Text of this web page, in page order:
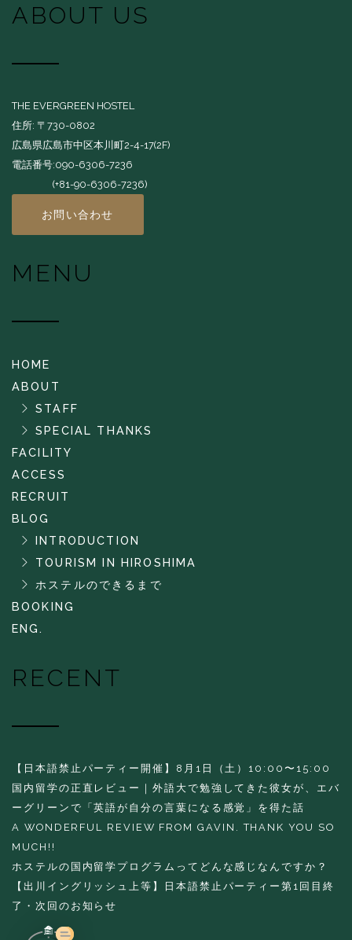
ABOUT US
THE EVERGREEN HOSTEL
住所: 〒730-0802
広島県広島市中区本川町2-4-17(2F)
電話番号:090-6306-7236
(+81-90-6306-7236)
お問い合わせ
MENU
HOME
ABOUT
STAFF
SPECIAL THANKS
FACILITY
ACCESS
RECRUIT
BLOG
INTRODUCTION
TOURISM IN HIROSHIMA
ホステルのできるまで
BOOKING
ENG.
RECENT
【日本語禁止パーティー開催】8月1日（土）10:00〜15:00
国内留学の正直レビュー｜外語大で勉強してきた彼女が、エバ
ーグリーンで「英語が自分の言葉になる感覚」を得た話
A WONDERFUL REVIEW FROM GAVIN. THANK YOU SO
MUCH!!
ホステルの国内留学プログラムってどんな感じなんですか？
【出川イングリッシュ上等】日本語禁止パーティー第1回目終
了・次回のお知らせ